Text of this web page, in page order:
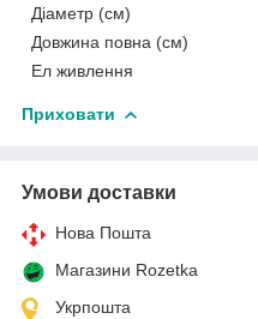
Діаметр (см)
Довжина повна (см)
Ел живлення
Приховати
Умови доставки
Нова Пошта
Магазини Rozetka
Укрпошта